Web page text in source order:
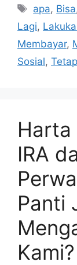
Tag
apa, Bisa
Lagi,
Membayar,
Sosial,
Harta
IRA
Panti
Kami?